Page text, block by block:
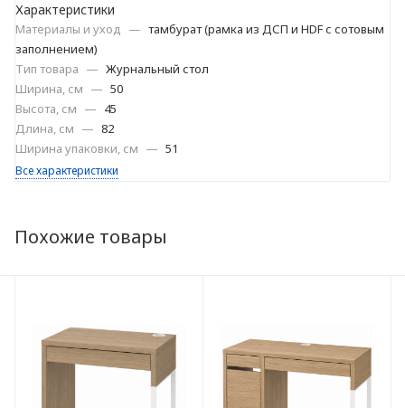
Характеристики
Материалы и уход — тамбурат (рамка из ДСП и HDF с сотовым
заполнением)
Тип товара — Журнальный стол
Ширина, см — 50
Высота, см — 45
Длина, см — 82
Ширина упаковки, см — 51
Все характеристики
Похожие товары